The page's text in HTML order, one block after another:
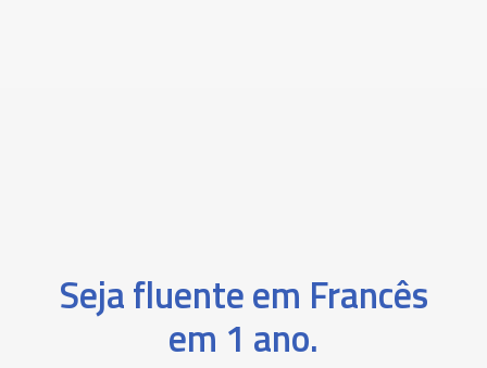
Seja fluente em Francês
em 1 ano.